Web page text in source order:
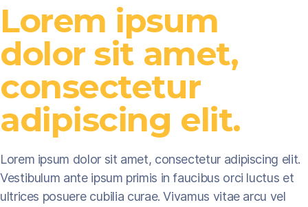
Lorem ipsum
dolor sit amet,
consectetur
adipiscing elit.
Lorem ipsum dolor sit amet, consectetur adipiscing elit.
Vestibulum ante ipsum primis in faucibus orci luctus et
ultrices posuere cubilia curae. Vivamus vitae arcu vel